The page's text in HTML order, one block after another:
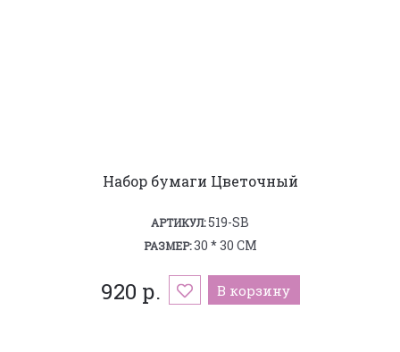
Набор бумаги Цветочный
АРТИКУЛ:519-SB
РАЗМЕР:30 * 30 СМ
920 р. В корзину